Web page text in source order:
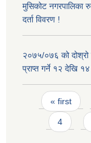
मुसिकोट नगरपालिका
दर्ता विवरण !
२०७५/०७६ को दोश्रो
प्राप्त गर्ने १२ देखि
Pages
« first
4